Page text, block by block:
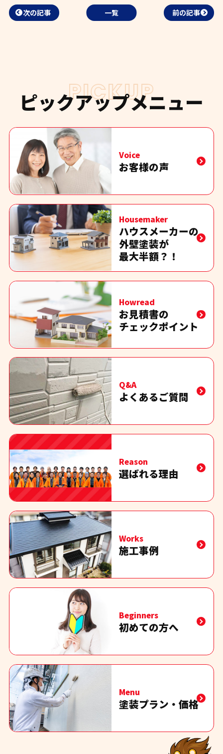
次の記事 一覧 前の記事
PICKUP
ピックアップメニュー
Voice
お客様の声
Housemaker
ハウスメーカーの
外壁塗装が
最大半額？！
Howread
お見積書の
チェックポイント
Q&A
よくあるご質問
Reason
選ばれる理由
Works
施工事例
Beginners
初めての方へ
Menu
塗装プラン・価格